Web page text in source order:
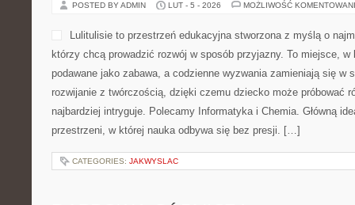
POSTED BY ADMIN LUT - 5 - 2026 MOŻLIWOŚĆ
Lulitulisie to przestrzeń edukacyjna stworzona z myślą o
którzy chcą prowadzić rozwój w sposób przyjazny. To miejsce,
podawane jako zabawa, a codzienne wyzwania zamieniają się w
rozwijanie z twórczością, dzięki czemu dziecko może próbować
najbardziej intryguje. Polecamy Informatyka i Chemia. Główną
przestrzeni, w której nauka odbywa się bez presji. […]
CATEGORIES: JAKWYSLAC